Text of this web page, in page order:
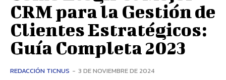
CRM para la Gestión de
Clientes Estratégicos:
Guía Completa 2023
REDACCIÓN TICNUS - 3 DE NOVIEMBRE DE 2024